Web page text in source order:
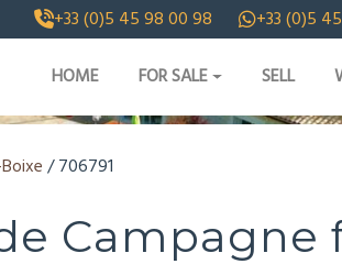
+33 (0)5 45 98 00 98 +33 (0)5
HOME FOR SALE SELL
PHOTOS AND VIDEOS
/ 706791
Campagne